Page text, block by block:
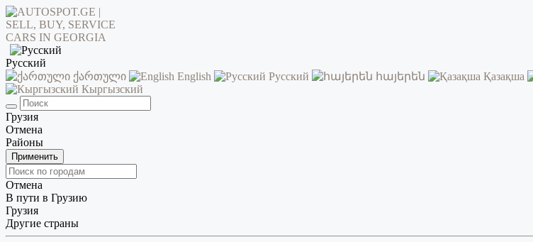
Русский
ქართული
English Русский հայերեն Қазақша
Кыргызский
Грузия
Отмена
Районы
Применить
Отмена
В пути в Грузию
Грузия
Другие страны